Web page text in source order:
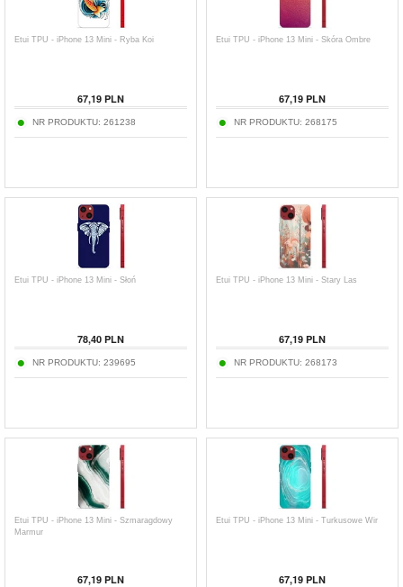
Etui TPU - iPhone 13 Mini - Ryba Koi
67,19 PLN
NR PRODUKTU: 261238
Etui TPU - iPhone 13 Mini - Skóra Ombre
67,19 PLN
NR PRODUKTU: 268175
Etui TPU - iPhone 13 Mini - Słoń
78,40 PLN
NR PRODUKTU: 239695
Etui TPU - iPhone 13 Mini - Stary Las
67,19 PLN
NR PRODUKTU: 268173
Etui TPU - iPhone 13 Mini - Szmaragdowy
Marmur
67,19 PLN
Etui TPU - iPhone 13 Mini - Turkusowe Wir
67,19 PLN